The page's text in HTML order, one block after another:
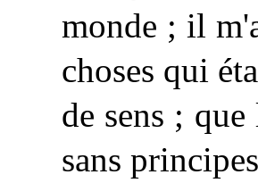
monde ; il
choses qui
de sens ;
sans